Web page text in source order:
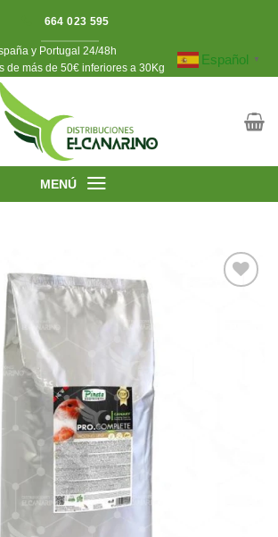
664 023 595
y Portugal 24/48h
de más de 50€ inferiores a 30Kg
Español ▼
MENÚ